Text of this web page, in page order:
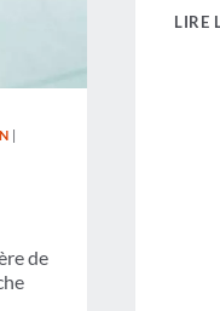
|
de
LIRE